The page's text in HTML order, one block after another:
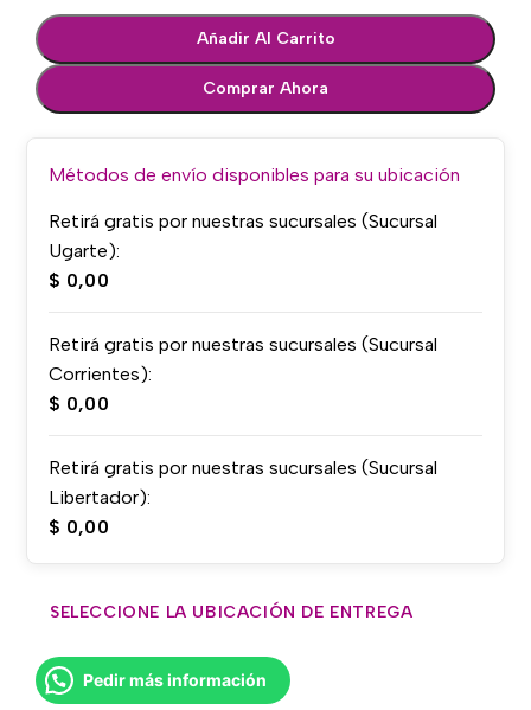
Añadir Al Carrito
Comprar Ahora
Métodos de envío disponibles para su ubicación
Retirá gratis por nuestras sucursales (Sucursal
Ugarte):
$ 0,00
Retirá gratis por nuestras sucursales (Sucursal
Corrientes):
$ 0,00
Retirá gratis por nuestras sucursales (Sucursal
Libertador):
$ 0,00
SELECCIONE LA UBICACIÓN DE ENTREGA
Pedir más información